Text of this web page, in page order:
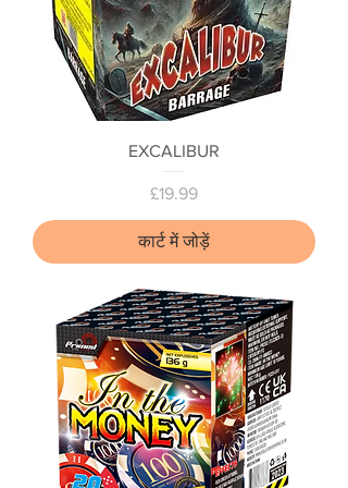
EXCALIBUR
मूल्य
£19.99
कार्ट में जोड़ें